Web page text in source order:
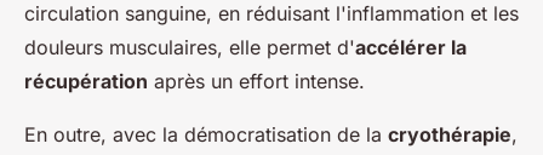
circulation sanguine, en réduisant l'inflammation et les
douleurs musculaires, elle permet d'accélérer la
récupération après un effort intense.
En outre, avec la démocratisation de la cryothérapie,